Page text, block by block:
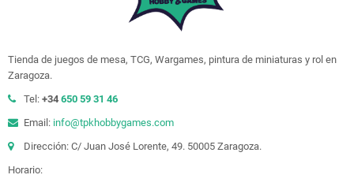
Tienda de juegos de mesa, TCG, Wargames, pintura de miniaturas y rol en
Zaragoza.
Tel: +34 650 59 31 46
Email: info@tpkhobbygames.com
Dirección: C/ Juan José Lorente, 49. 50005 Zaragoza.
Horario: